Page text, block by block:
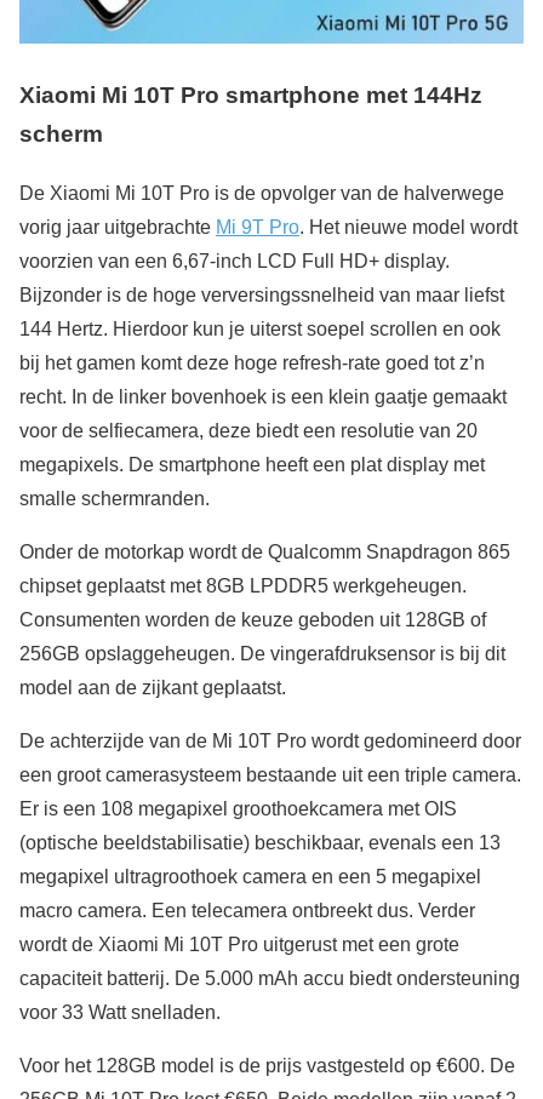
Xiaomi Mi 10T Pro smartphone met 144Hz
scherm
De Xiaomi Mi 10T Pro is de opvolger van de halverwege
vorig jaar uitgebrachte Mi 9T Pro. Het nieuwe model wordt
voorzien van een 6,67-inch LCD Full HD+ display.
Bijzonder is de hoge verversingssnelheid van maar liefst
144 Hertz. Hierdoor kun je uiterst soepel scrollen en ook
bij het gamen komt deze hoge refresh-rate goed tot z’n
recht. In de linker bovenhoek is een klein gaatje gemaakt
voor de selfiecamera, deze biedt een resolutie van 20
megapixels. De smartphone heeft een plat display met
smalle schermranden.
Onder de motorkap wordt de Qualcomm Snapdragon 865
chipset geplaatst met 8GB LPDDR5 werkgeheugen.
Consumenten worden de keuze geboden uit 128GB of
256GB opslaggeheugen. De vingerafdruksensor is bij dit
model aan de zijkant geplaatst.
De achterzijde van de Mi 10T Pro wordt gedomineerd door
een groot camerasysteem bestaande uit een triple camera.
Er is een 108 megapixel groothoekcamera met OIS
(optische beeldstabilisatie) beschikbaar, evenals een 13
megapixel ultragroothoek camera en een 5 megapixel
macro camera. Een telecamera ontbreekt dus. Verder
wordt de Xiaomi Mi 10T Pro uitgerust met een grote
capaciteit batterij. De 5.000 mAh accu biedt ondersteuning
voor 33 Watt snelladen.
Voor het 128GB model is de prijs vastgesteld op €600. De